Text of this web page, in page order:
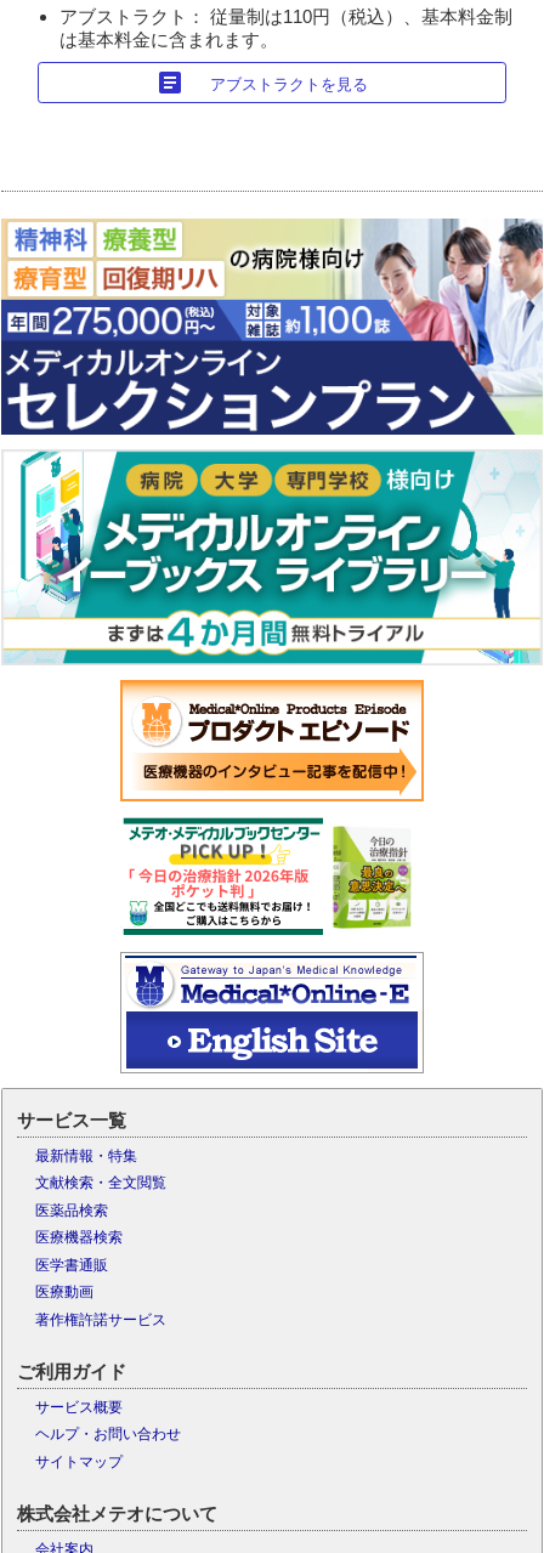
アブストラクト： 従量制は110円（税込）、基本料金制
は基本料金に含まれます。
article アブストラクトを見る
サービス一覧
最新情報・特集
文献検索・全文閲覧
医薬品検索
医療機器検索
医学書通販
医療動画
著作権許諾サービス
ご利用ガイド
サービス概要
ヘルプ・お問い合わせ
サイトマップ
株式会社メテオについて
会社案内